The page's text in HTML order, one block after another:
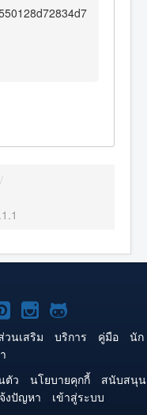
/
Joomla!
บน
Pinterest
Joomla!
บน
Joomla!
บน
วนเสริม บริการ คู่มือ
นัก
ตัว นโยบายคุกกี้
สนับสนุน
งปัญหา
เข้าสู่ระบบ